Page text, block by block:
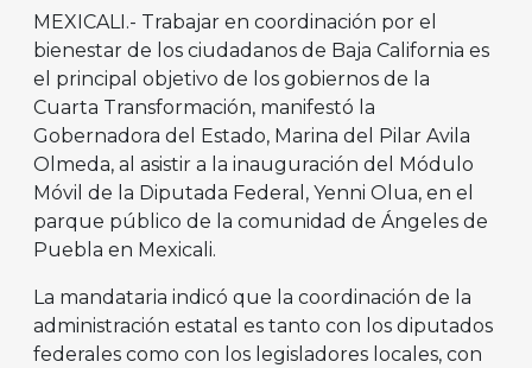
MEXICALI.- Trabajar en coordinación por el
bienestar de los ciudadanos de Baja California es
el principal objetivo de los gobiernos de la
Cuarta Transformación, manifestó la
Gobernadora del Estado, Marina del Pilar Avila
Olmeda, al asistir a la inauguración del Módulo
Móvil de la Diputada Federal, Yenni Olua, en el
parque público de la comunidad de Ángeles de
Puebla en Mexicali.
La mandataria indicó que la coordinación de la
administración estatal es tanto con los diputados
federales como con los legisladores locales, con